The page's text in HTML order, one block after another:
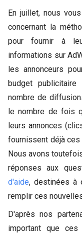
En juillet, nous
concernant la
pour fournir à
informations sur
les annonceurs
budget
nombre de
le nombre de fois
leurs annonces
fournissent déjà
Nous avons
réponses aux
d'aide, destinées à
remplir ces
D'après nos
important que